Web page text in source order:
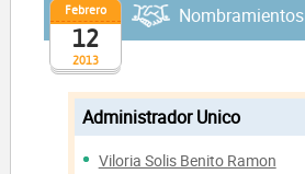
2013
Febrero
12
Nombramientos
Administrador Unico
Viloria Solis Benito Ramon